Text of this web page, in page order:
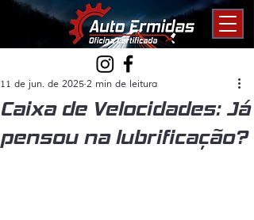
Caixa de Velocidades: Já
pensou na lubrificação?
11 de jun. de 2025 2 min de leitura